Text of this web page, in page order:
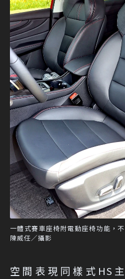
一體式賽車座椅附電動座椅功能，
陳威任／攝影
空間表現同樣式HS